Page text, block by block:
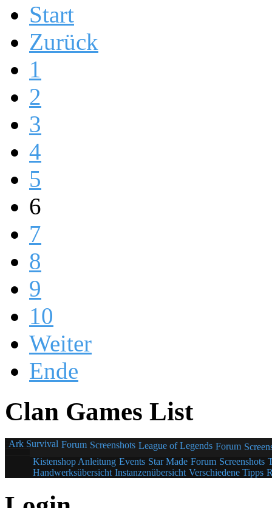
Start
Zurück
1
2
3
4
5
6
7
8
9
10
Weiter
Ende
Clan Games List
Ark Survival Forum Screenshots League of Legends Forum
Kistenshop Anleitung Events Star Made Forum Screenshots
Handwerksübersicht Instanzenübersicht Verschiedene Tipps